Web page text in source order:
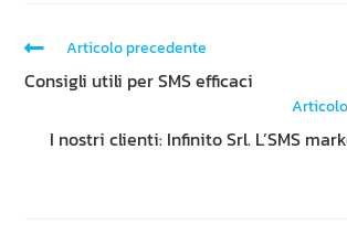
Articolo precedente
Consigli utili per SMS efficaci
I nostri clienti: Infinito Srl. L’SMS